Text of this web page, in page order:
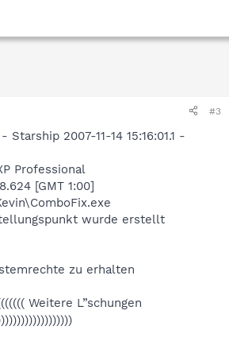
#3
Starship 2007-11-14 15:16:01.1 -
Professional
[GMT 1:00]
wurde erstellt
zu erhalten
Weitere L”schungen